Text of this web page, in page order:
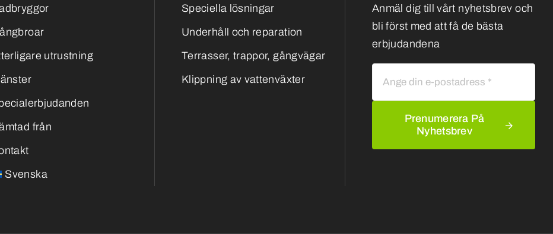
utrustning
från
Svenska
Speciella lösningar
Underhåll och reparation
Terrasser, trappor, gångvägar
Klippning av vattenväxter
Anmäl dig till vårt nyhetsbrev och
bli först med att få de bästa
erbjudandena
Prenumerera På
Nyhetsbrev